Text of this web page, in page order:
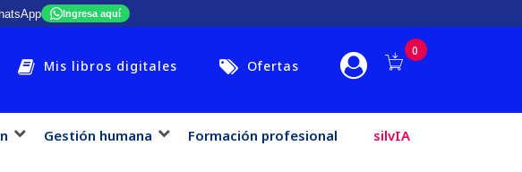
Ingresa aquí
Mis libros digitales Ofertas
0
Gestión humana Formación profesional silvIA